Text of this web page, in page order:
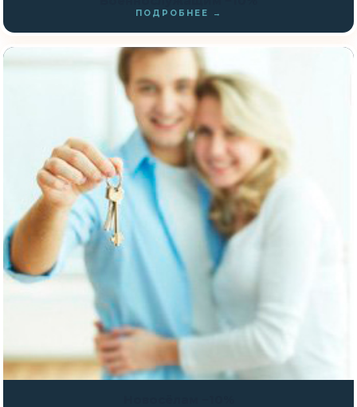
ПОДРОБНЕЕ →